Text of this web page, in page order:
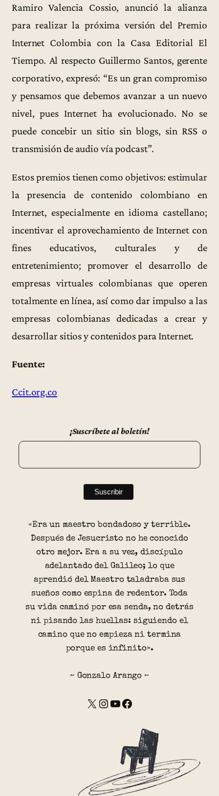
Ramiro Valencia Cossio, anunció la alianza
para realizar la próxima versión del Premio
Internet Colombia con la Casa Editorial El
Tiempo. Al respecto Guillermo Santos, gerente
corporativo, expresó: “Es un gran compromiso
y pensamos que debemos avanzar a un nuevo
nivel, pues Internet ha evolucionado. No se
puede concebir un sitio sin blogs, sin RSS o
transmisión de audio vía podcast”.
Estos premios tienen como objetivos: estimular
la presencia de contenido colombiano en
Internet, especialmente en idioma castellano;
incentivar el aprovechamiento de Internet con
fines educativos, culturales y de
entretenimiento; promover el desarrollo de
empresas virtuales colombianas que operen
totalmente en línea, así como dar impulso a las
empresas colombianas dedicadas a crear y
desarrollar sitios y contenidos para Internet.
Fuente:
Ccit.org.co
¡Suscríbete al boletín!
«Era un maestro bondadoso y terrible.
Después de Jesucristo no he conocido
otro mejor. Era a su vez, discípulo
adelantado del Galileo; lo que
aprendió del Maestro taladraba sus
sueños como espina de redentor. Toda
su vida caminó por esa senda, no detrás
ni pisando las huellas: siguiendo el
camino que no empieza ni termina
porque es infinito».
~ Gonzalo Arango ~
X Instagram YouTube Facebook